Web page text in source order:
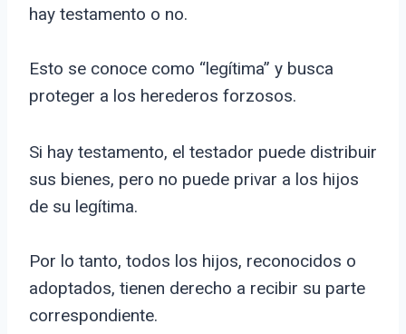
hay testamento o no.
Esto se conoce como “legítima” y busca
proteger a los herederos forzosos.
Si hay testamento, el testador puede distribuir
sus bienes, pero no puede privar a los hijos
de su legítima.
Por lo tanto, todos los hijos, reconocidos o
adoptados, tienen derecho a recibir su parte
correspondiente.